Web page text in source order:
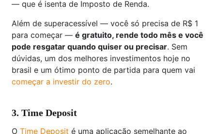
— que é isenta de Imposto de Renda.
Além de superacessível — você só precisa de R$ 1
para começar — é gratuito, rende todo mês e você
pode resgatar quando quiser ou precisar. Sem
dúvidas, um dos melhores investimentos hoje no
brasil e um ótimo ponto de partida para quem vai
começar a investir do zero.
3. Time Deposit
O Time Deposit é uma aplicação semelhante ao